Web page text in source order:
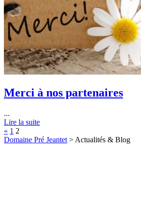
Merci à nos partenaires
...
Lire la suite
« 1 2
Domaine Pré Jeantet > Actualités & Blog